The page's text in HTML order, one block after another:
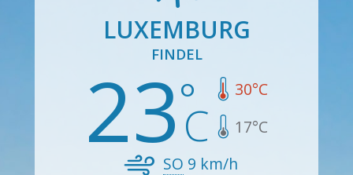
LUXEMBURG
FINDEL
23 30°C
17°C
SO 9 km/h